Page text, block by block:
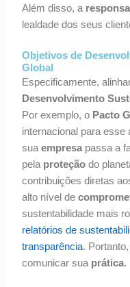
Além disso, a
lealdade dos seus
Objetivos de
Global
Especificamente,
Desenvolvimento
Por exemplo, o Pacto
internacional para esse
suaempresa passa a
pela proteção do
contribuições diretas
alto nível de
sustentabilidade mais
relatórios de
transparência.
comunicar sua prática.